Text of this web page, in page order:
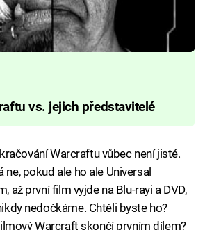
vs. jejich představitelé
Warcraftu vůbec není jisté.
ne, pokud ale ho ale Universal
až první film vyjde na Blu-rayi a DVD,
nedočkáme. Chtěli byste ho?
Warcraft skončí prvním dílem?